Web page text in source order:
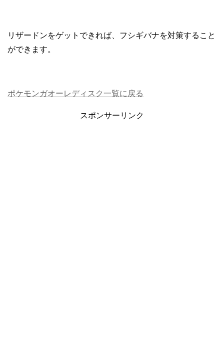
リザードンをゲットできれば、フシギバナを対策すること
ができます。
ポケモンガオーレディスク一覧に戻る
スポンサーリンク